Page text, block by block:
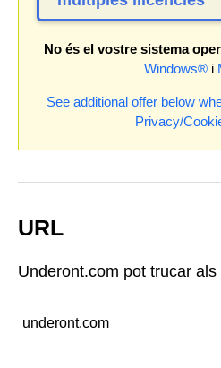
No és el vostre sistema
Windows® i
See additional offer below
Privacy/
URL
Underont.com pot trucar
underont.com